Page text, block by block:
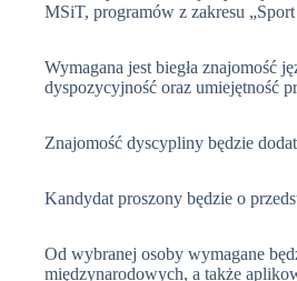
MSiT, programów z zakresu
Wymagana jest biegła znajomość
dyspozycyjność oraz umiejętność
Znajomość dyscypliny będzie
Kandydat proszony będzie o
Od wybranej osoby wymagane
międzynarodowych, a także